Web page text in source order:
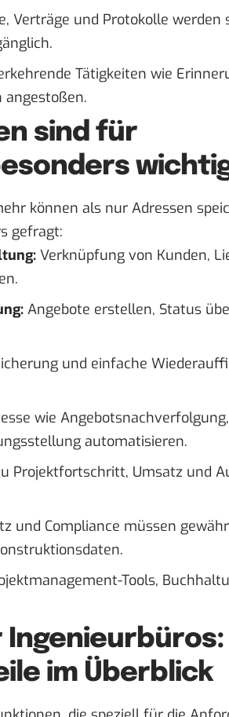
Verträge und Protokolle werden
Tätigkeiten wie
sind für
können als nur Adressen
gefragt:
Verknüpfung von Kunden,
Angebote erstellen, Status
und einfache
wie Angebotsnachverfolgung,
automatisieren.
Projektfortschritt, Umsatz und
und Compliance müssen
Tools,
Ingenieurbüros:
im Überblick